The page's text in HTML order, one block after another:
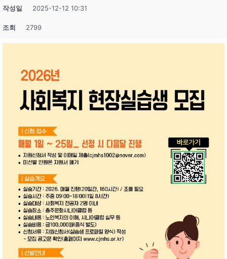
작성일 2025-12-12 10:31
조회 2799